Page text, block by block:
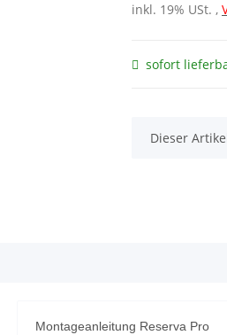
inkl. 19% USt. ,
sofort
x
Dieser
Montageanleitung Reserva Pro